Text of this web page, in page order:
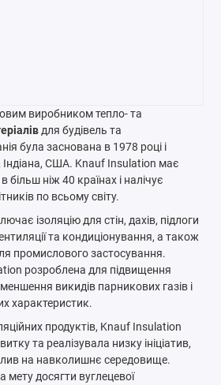
виробником тепло- та
для будівель та
була заснована в 1978 році і
Індіана, США. Knauf Insulation має
більш ніж 40 країнах і налічує
по всьому світу.
ізоляцію для стін, дахів, підлоги
та кондиціонування, а також
промислового застосування.
розроблена для підвищення
викидів парникових газів і
характеристик.
продуктів, Knauf Insulation
та реалізувала низку ініціатив,
на навколишнє середовище.
мету досягти вуглецевої